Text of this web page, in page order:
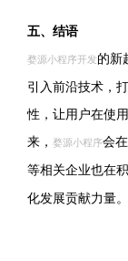
五、结语
婺源小程序开发的新
引入前沿技术，
性，让用户在使
来， 婺源小程序会
等相关企业也在
化发展贡献力量。